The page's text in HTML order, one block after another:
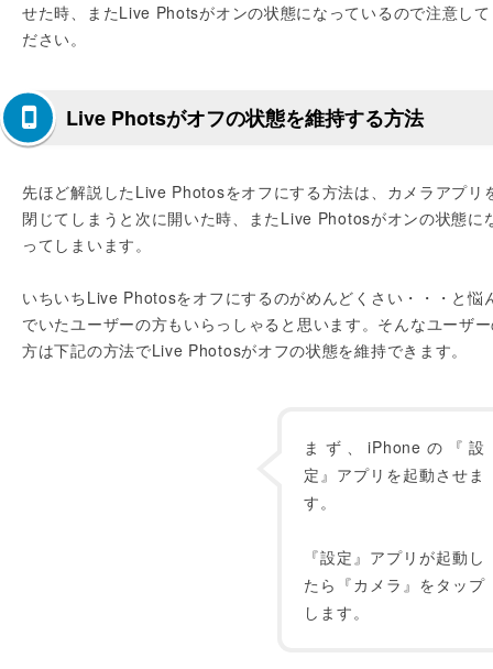
せた時、またLive Photsがオンの状態になっているので注意し
ださい。
Live Photsがオフの状態を維持する方法
先ほど解説したLive Photosをオフにする方法は、カメラアプリ
閉じてしまうと次に開いた時、またLive Photosがオンの状態に
ってしまいます。
いちいちLive Photosをオフにするのがめんどくさい・・・と悩
でいたユーザーの方もいらっしゃると思います。そんなユーザ
方は下記の方法でLive Photosがオフの状態を維持できます。
まず、iPhoneの『設
定』アプリを起動させま
す。
『設定』アプリが起動し
たら『カメラ』をタップ
します。